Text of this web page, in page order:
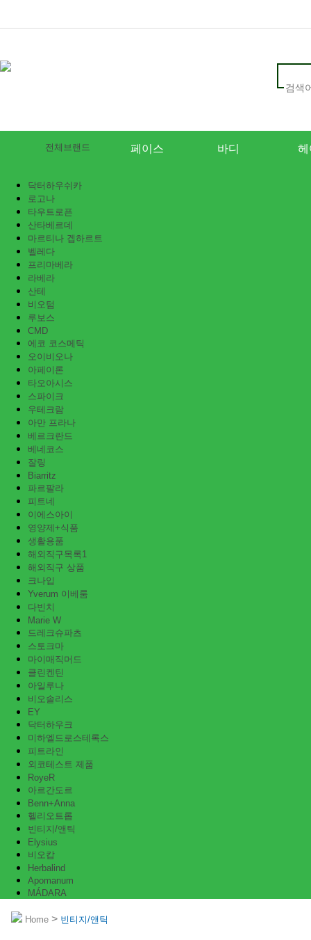
전체브랜드 페이스 바디 헤
닥터하우쉬카
로고나
타우트로픈
산타베르데
마르티나 겝하르트
벨레다
프리마베라
라베라
산테
비오텀
루보스
CMD
에코 코스메틱
오이비오나
아페이론
타오아시스
스파이크
우테크람
아만 프라나
베르크란드
베네코스
잘링
Biarritz
파르팔라
피트네
이에스아이
영양제+식품
생활용품
해외직구목록1
해외직구 상품
크나입
Yverum 이베룸
다빈치
Marie W
드레크슈파츠
스토크마
마이매직머드
클린켄틴
아일루나
비오솔리스
EY
닥터하우크
미하엘드로스테록스
피트라인
외코테스트 제품
RoyeR
아르간도르
Benn+Anna
헬리오트롭
빈티지/앤틱
Elysius
비오캅
Herbalind
Apomanum
MÁDARA
Home > 빈티지/앤틱